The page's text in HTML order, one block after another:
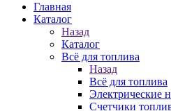
Главная
Каталог
Назад
Каталог
Всё для топлива
Назад
Всё для топлива
Электрические
Счетчики